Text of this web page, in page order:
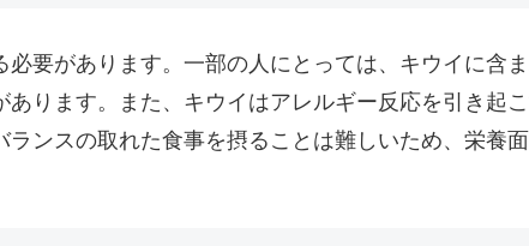
要があります。一部の人にとっては、キウイに含
ります。また、キウイはアレルギー反応を引き起
ンスの取れた食事を摂ることは難しいため、栄養